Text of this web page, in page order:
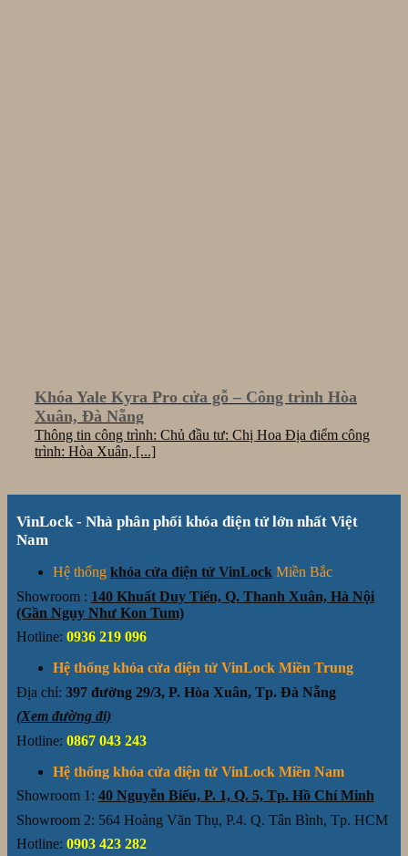
Khóa Yale Kyra Pro cửa gỗ – Công trình Hòa
Xuân, Đà Nẵng
Thông tin công trình: Chủ đầu tư: Chị Hoa Địa điểm công
trình: Hòa Xuân, [...]
VinLock - Nhà phân phối khóa điện tử lớn nhất Việt
Nam
Hệ thống khóa cửa điện tử VinLockMiền Bắc
Showroom : 140 Khuất Duy Tiến, Q. Thanh Xuân, Hà Nội
(Gần Ngụy Như Kon Tum)
Hotline: 0936 219 096
Hệ thống khóa cửa điện tử VinLock Miền Trung
Địa chỉ: 397 đường 29/3, P. Hòa Xuân, Tp. Đà Nẵng
(Xem đường đi)
Hotline: 0867 043 243
Hệ thống khóa cửa điện tử VinLock Miền Nam
Showroom 1: 40 Nguyễn Biểu, P. 1, Q. 5, Tp. Hồ Chí Minh
Showroom 2: 564 Hoàng Văn Thụ, P.4. Q. Tân Bình, Tp. HCM
Hotline: 0903 423 282